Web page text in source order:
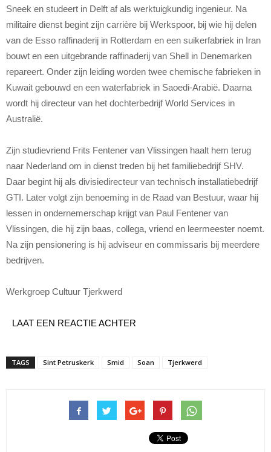
Sneek en studeert in Delft af als werktuigkundig ingenieur. Na
militaire dienst begint zijn carrière bij Werkspoor, bij wie hij delen
van de Esso raffinaderij in Rotterdam en een suikerfabriek in Iran
bouwt en een uitgebrande raffinaderij van Shell in Denemarken
repareert. Onder zijn leiding worden twee chemische fabrieken in
Kuwait gebouwd en een waterfabriek in Saoedi-Arabië. Daarna
wordt hij directeur van het dochterbedrijf World Services in
Australië.
Zijn studievriend Frits Fentener van Vlissingen haalt hem terug
naar Nederland om in dienst treden bij het familiebedrijf SHV.
Daar begint hij als divisiedirecteur van technisch installatiebedrijf
GTI. Later volgt zijn benoeming in de Raad van Bestuur, waar hij
lessen in ondernemerschap krijgt van Paul Fentener van
Vlissingen, die hij zijn baas, collega, vriend en leermeester noemt.
Na zijn pensionering is hij adviseur en commissaris bij meerdere
bedrijven.
Werkgroep Cultuur Tjerkwerd
LAAT EEN REACTIE ACHTER
TAGS Sint Petruskerk Smid Soan Tjerkwerd